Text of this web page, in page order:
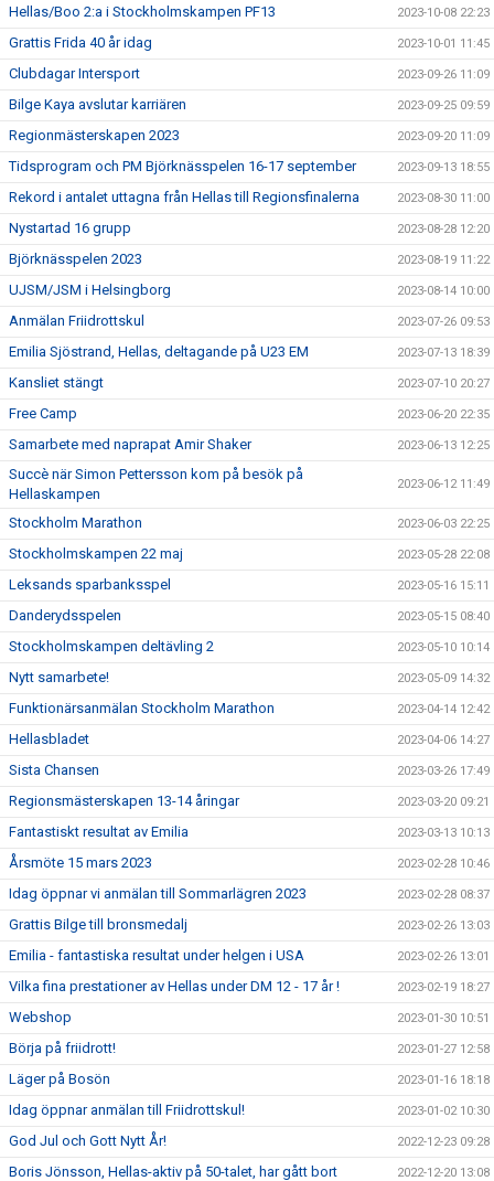
Hellas/Boo 2:a i Stockholmskampen PF13 2023-10-08 22:23
Grattis Frida 40 år idag 2023-10-01 11:45
Clubdagar Intersport 2023-09-26 11:09
Bilge Kaya avslutar karriären 2023-09-25 09:59
Regionmästerskapen 2023 2023-09-20 11:09
Tidsprogram och PM Björknässpelen 16-17 september 2023-09-13 18:55
Rekord i antalet uttagna från Hellas till Regionsfinalerna 2023-08-30 11:00
Nystartad 16 grupp 2023-08-28 12:20
Björknässpelen 2023 2023-08-19 11:22
UJSM/JSM i Helsingborg 2023-08-14 10:00
Anmälan Friidrottskul 2023-07-26 09:53
Emilia Sjöstrand, Hellas, deltagande på U23 EM 2023-07-13 18:39
Kansliet stängt 2023-07-10 20:27
Free Camp 2023-06-20 22:35
Samarbete med naprapat Amir Shaker 2023-06-13 12:25
Succè när Simon Pettersson kom på besök på
Hellaskampen
2023-06-12 11:49
Stockholm Marathon 2023-06-03 22:25
Stockholmskampen 22 maj 2023-05-28 22:08
Leksands sparbanksspel 2023-05-16 15:11
Danderydsspelen 2023-05-15 08:40
Stockholmskampen deltävling 2 2023-05-10 10:14
Nytt samarbete! 2023-05-09 14:32
Funktionärsanmälan Stockholm Marathon 2023-04-14 12:42
Hellasbladet 2023-04-06 14:27
Sista Chansen 2023-03-26 17:49
Regionsmästerskapen 13-14 åringar 2023-03-20 09:21
Fantastiskt resultat av Emilia 2023-03-13 10:13
Årsmöte 15 mars 2023 2023-02-28 10:46
Idag öppnar vi anmälan till Sommarlägren 2023 2023-02-28 08:37
Grattis Bilge till bronsmedalj 2023-02-26 13:03
Emilia - fantastiska resultat under helgen i USA 2023-02-26 13:01
Vilka fina prestationer av Hellas under DM 12 - 17 år ! 2023-02-19 18:27
Webshop 2023-01-30 10:51
Börja på friidrott! 2023-01-27 12:58
Läger på Bosön 2023-01-16 18:18
Idag öppnar anmälan till Friidrottskul! 2023-01-02 10:30
God Jul och Gott Nytt År! 2022-12-23 09:28
Boris Jönsson, Hellas-aktiv på 50-talet, har gått bort 2022-12-20 13:08